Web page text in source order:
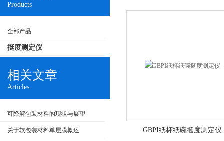
Products
全部产品
挺度测定仪
相关文章
Articles
可降解包装材料的现状与展望
关于软包装材料单层膜概述 GBPI纸杯纸碗挺度测定仪